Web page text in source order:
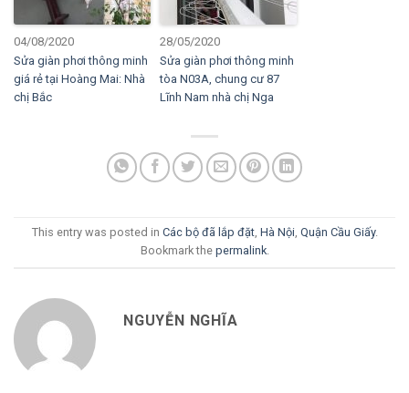
04/08/2020
Sửa giàn phơi thông minh
giá rẻ tại Hoàng Mai: Nhà
chị Bắc
28/05/2020
Sửa giàn phơi thông minh
tòa N03A, chung cư 87
Lĩnh Nam nhà chị Nga
This entry was posted in Các bộ đã lắp đặt, Hà Nội Quận Cầu Giấy.
Bookmark the permalink.
NGUYỄN NGHĨA